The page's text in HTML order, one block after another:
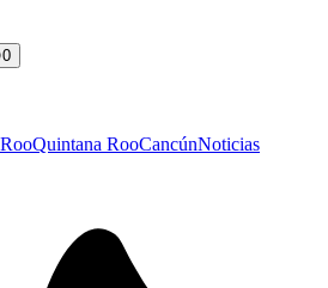
0
Quintana RooCancúnNoticias